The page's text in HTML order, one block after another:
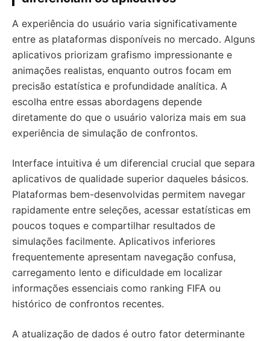
A experiência do usuário varia significativamente
entre as plataformas disponíveis no mercado. Alguns
aplicativos priorizam grafismo impressionante e
animações realistas, enquanto outros focam em
precisão estatística e profundidade analítica. A
escolha entre essas abordagens depende
diretamente do que o usuário valoriza mais em sua
experiência de simulação de confrontos.
Interface intuitiva é um diferencial crucial que separa
aplicativos de qualidade superior daqueles básicos.
Plataformas bem-desenvolvidas permitem navegar
rapidamente entre seleções, acessar estatísticas em
poucos toques e compartilhar resultados de
simulações facilmente. Aplicativos inferiores
frequentemente apresentam navegação confusa,
carregamento lento e dificuldade em localizar
informações essenciais como ranking FIFA ou
histórico de confrontos recentes.
A atualização de dados é outro fator determinante